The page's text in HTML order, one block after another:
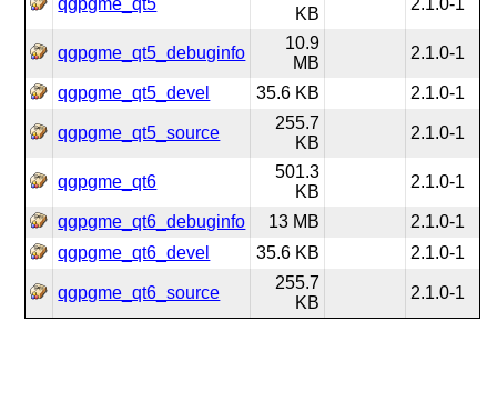
qgpgme_qt5
KB
2.1.0-1
qgpgme_qt5_debuginfo
10.9
MB
2.1.0-1
qgpgme_qt5_devel 35.6 KB 2.1.0-1
qgpgme_qt5_source
255.7
KB
2.1.0-1
qgpgme_qt6
501.3
KB
2.1.0-1
qgpgme_qt6_debuginfo 13 MB
2.1.0-1
qgpgme_qt6_devel
35.6 KB 2.1.0-1
qgpgme_qt6_source
255.7
KB
2.1.0-1